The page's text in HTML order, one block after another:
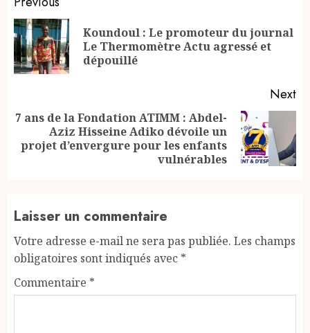
ReadingKoundoul : Le promoteur du journal
Le Thermomètre Actu agressé et
dépouillé
Next
post:
7 ans de la Fondation ATIMM : Abdel-
Aziz Hisseine Adiko dévoile un
projet d’envergure pour les enfants
vulnérables
Laisser un commentaire
Votre adresse e-mail ne sera pas publiée. Les champs
obligatoires sont indiqués avec *
Commentaire *